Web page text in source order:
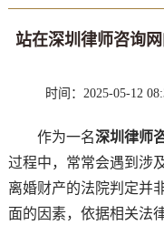
站在深圳律师咨询
时间：2025-05-12
作为一名深圳律师
过程中，常常会遇到涉
离婚财产的法院判定并
面的因素，依据相关法